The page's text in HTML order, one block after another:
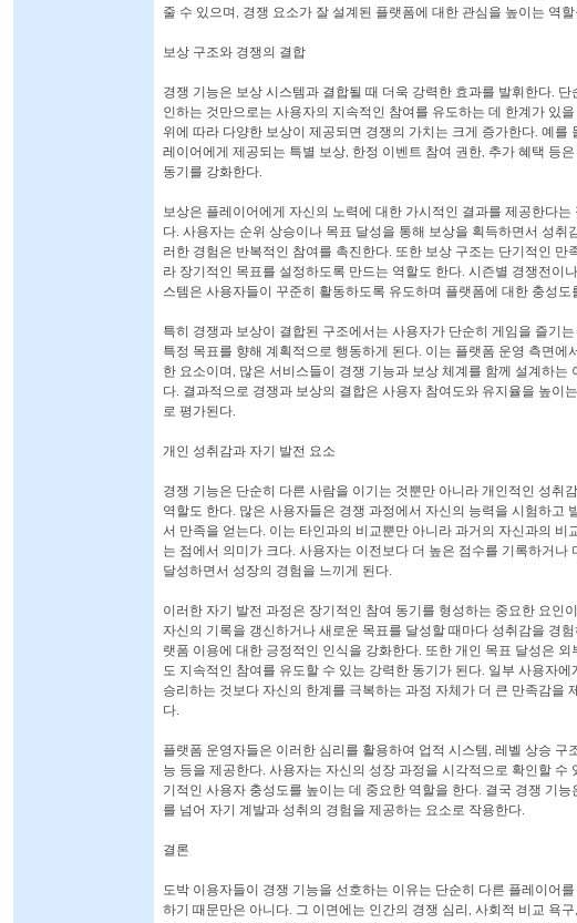
줄 수 있으며, 경쟁 요소가 잘 설계된 플랫폼에 대한 관심을 높이는 역할
보상 구조와 경쟁의 결합
경쟁 기능은 보상 시스템과 결합될 때 더욱 강력한 효과를 발휘한다. 단
인하는 것만으로는 사용자의 지속적인 참여를 유도하는 데 한계가 있을
위에 따라 다양한 보상이 제공되면 경쟁의 가치는 크게 증가한다. 예를
레이어에게 제공되는 특별 보상, 한정 이벤트 참여 권한, 추가 혜택 등
동기를 강화한다.
보상은 플레이어에게 자신의 노력에 대한 가시적인 결과를 제공한다는
다. 사용자는 순위 상승이나 목표 달성을 통해 보상을 획득하면서 성취
러한 경험은 반복적인 참여를 촉진한다. 또한 보상 구조는 단기적인 만
라 장기적인 목표를 설정하도록 만드는 역할도 한다. 시즌별 경쟁전이나
스템은 사용자들이 꾸준히 활동하도록 유도하며 플랫폼에 대한 충성도
특히 경쟁과 보상이 결합된 구조에서는 사용자가 단순히 게임을 즐기는
특정 목표를 향해 계획적으로 행동하게 된다. 이는 플랫폼 운영 측면에
한 요소이며, 많은 서비스들이 경쟁 기능과 보상 체계를 함께 설계하는
다. 결과적으로 경쟁과 보상의 결합은 사용자 참여도와 유지율을 높이
로 평가된다.
개인 성취감과 자기 발전 요소
경쟁 기능은 단순히 다른 사람을 이기는 것뿐만 아니라 개인적인 성취
역할도 한다. 많은 사용자들은 경쟁 과정에서 자신의 능력을 시험하고
서 만족을 얻는다. 이는 타인과의 비교뿐만 아니라 과거의 자신과의 비
는 점에서 의미가 크다. 사용자는 이전보다 더 높은 점수를 기록하거나
달성하면서 성장의 경험을 느끼게 된다.
이러한 자기 발전 과정은 장기적인 참여 동기를 형성하는 중요한 요인
자신의 기록을 갱신하거나 새로운 목표를 달성할 때마다 성취감을 경험
랫폼 이용에 대한 긍정적인 인식을 강화한다. 또한 개인 목표 달성은 외
도 지속적인 참여를 유도할 수 있는 강력한 동기가 된다. 일부 사용자에
승리하는 것보다 자신의 한계를 극복하는 과정 자체가 더 큰 만족감을
다.
플랫폼 운영자들은 이러한 심리를 활용하여 업적 시스템, 레벨 상승 구
능 등을 제공한다. 사용자는 자신의 성장 과정을 시각적으로 확인할 수
기적인 사용자 충성도를 높이는 데 중요한 역할을 한다. 결국 경쟁 기능
를 넘어 자기 계발과 성취의 경험을 제공하는 요소로 작용한다.
결론
도박 이용자들이 경쟁 기능을 선호하는 이유는 단순히 다른 플레이어를
하기 때문만은 아니다. 그 이면에는 인간의 경쟁 심리, 사회적 비교 욕